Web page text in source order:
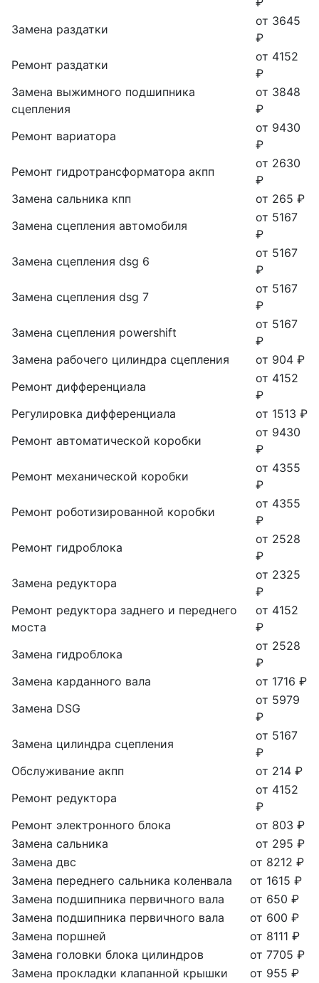
Замена раздатки
от 3645
₽
Ремонт раздатки
от 4152
₽
Замена выжимного подшипника
сцепления
от 3848
₽
Ремонт вариатора
от 9430
₽
Ремонт гидротрансформатора акпп
от 2630
₽
Замена сальника кпп
от 265 ₽
Замена сцепления автомобиля
от 5167
₽
Замена сцепления dsg 6
от 5167
₽
Замена сцепления dsg 7
от 5167
₽
Замена сцепления powershift
от 5167
₽
Замена рабочего цилиндра сцепления
от 904 ₽
Ремонт дифференциала
от 4152
₽
Регулировка дифференциала
от 1513 ₽
Ремонт автоматической коробки
от 9430
₽
Ремонт механической коробки
от 4355
₽
Ремонт роботизированной коробки
от 4355
₽
Ремонт гидроблока
от 2528
₽
Замена редуктора
от 2325
₽
Ремонт редуктора заднего и переднего
моста
от 4152
₽
Замена гидроблока
от 2528
₽
Замена карданного вала
от 1716 ₽
Замена DSG
от 5979
₽
Замена цилиндра сцепления
от 5167
₽
Обслуживание акпп
от 214 ₽
Ремонт редуктора
от 4152
₽
Ремонт электронного блока
от 803 ₽
Замена сальника
от 295 ₽
Замена двс
от 8212 ₽
Замена переднего сальника коленвала
от 1615 ₽
Замена подшипника первичного вала
от 650 ₽
Замена подшипника первичного вала
от 600 ₽
Замена поршней
от 8111 ₽
Замена головки блока цилиндров
от 7705 ₽
Замена прокладки клапанной крышки
от 955 ₽